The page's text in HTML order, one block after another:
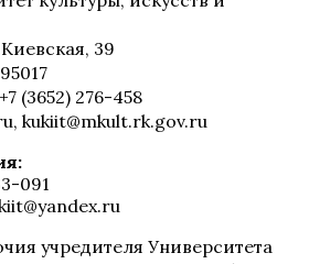
39
(3652) 276-458
kukiit@mkult.rk.gov.ru
091
учредителя Университета